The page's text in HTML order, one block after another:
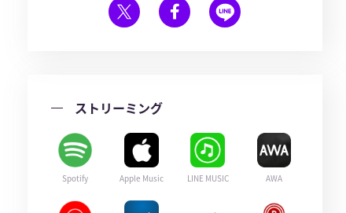
ストリーミング
Spotify Apple Music LINE MUSIC AWA